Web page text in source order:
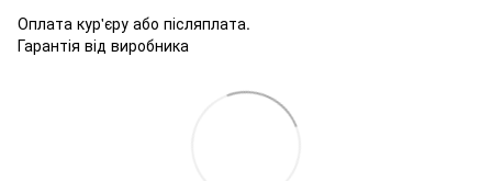
Оплата кур'єру або післяплата.
Гарантія від виробника